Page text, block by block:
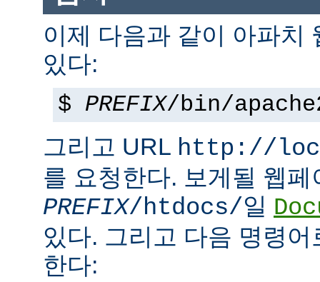
이제 다음과 같이 아파치
있다:
$ PREFIX/bin/
그리고 URL http://
를 요청한다. 보게될 웹
PREFIX/htdocs/일
있다. 그리고 다음 명령
한다: